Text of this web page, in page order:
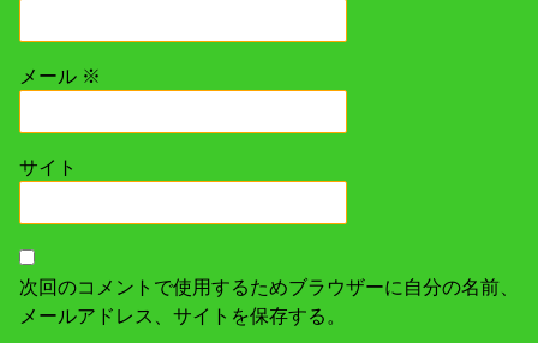
メール ※
サイト
次回のコメントで使用するためブラウザーに自分の名前、
メールアドレス、サイトを保存する。